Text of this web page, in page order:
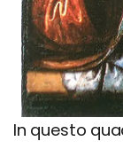
In questo